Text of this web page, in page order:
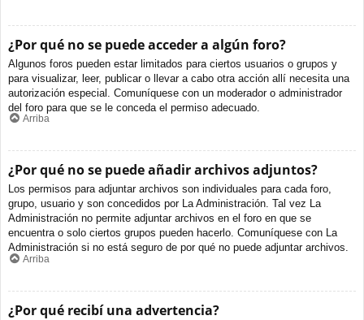
¿Por qué no se puede acceder a algún foro?
Algunos foros pueden estar limitados para ciertos usuarios o grupos y
para visualizar, leer, publicar o llevar a cabo otra acción allí necesita una
autorización especial. Comuníquese con un moderador o administrador
del foro para que se le conceda el permiso adecuado.
Arriba
¿Por qué no se puede añadir archivos adjuntos?
Los permisos para adjuntar archivos son individuales para cada foro,
grupo, usuario y son concedidos por La Administración. Tal vez La
Administración no permite adjuntar archivos en el foro en que se
encuentra o solo ciertos grupos pueden hacerlo. Comuníquese con La
Administración si no está seguro de por qué no puede adjuntar archivos.
Arriba
¿Por qué recibí una advertencia?